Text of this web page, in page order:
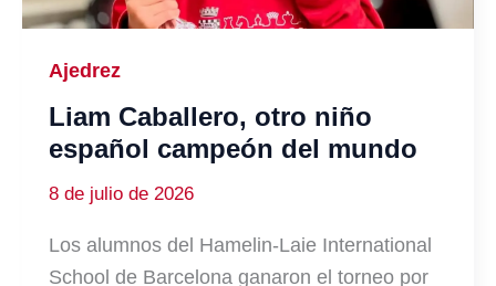
Ajedrez
Liam Caballero, otro niño
español campeón del mundo
8 de julio de 2026
Los alumnos del Hamelin-Laie International
School de Barcelona ganaron el torneo por